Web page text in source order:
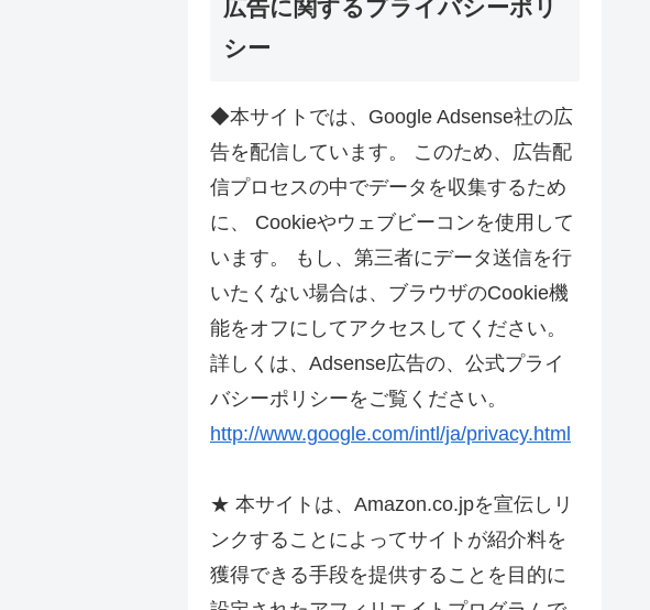
広告に関するプライバシーポリ
シー
◆本サイトでは、Google Adsense社の広
告を配信しています。 このため、広告配
信プロセスの中でデータを収集するため
に、 Cookieやウェブビーコンを使用して
います。 もし、第三者にデータ送信を行
いたくない場合は、ブラウザのCookie機
能をオフにしてアクセスしてください。
詳しくは、Adsense広告の、公式プライ
バシーポリシーをご覧ください。
http://www.google.com/intl/ja/privacy.html
★ 本サイトは、Amazon.co.jpを宣伝しリ
ンクすることによってサイトが紹介料を
獲得できる手段を提供することを目的に